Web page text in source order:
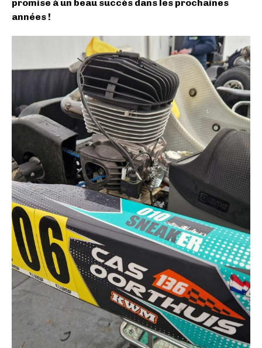
promise à un beau succès dans les prochaines
années !